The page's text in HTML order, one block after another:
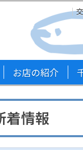
お店の紹介
着情報